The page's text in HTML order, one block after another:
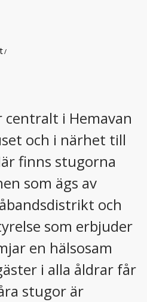
centralt i Hemavan
och i närhet till
finns stugorna
som ägs av
och
som erbjuder
en hälsosam
i alla åldrar får
stugor är